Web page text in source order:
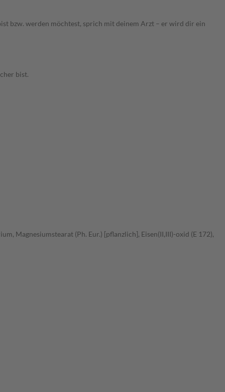
bzw. werden möchtest, sprich mit deinem Arzt – er wird dir ein
bist.
Magnesiumstearat (Ph. Eur.) [pflanzlich], Eisen(II,III)-oxid (E 172),